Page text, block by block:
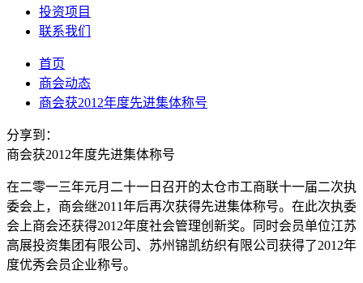
投资项目
联系我们
首页
商会动态
商会获2012年度先进集体称号
分享到：
商会获2012年度先进集体称号
在二零一三年元月二十一日召开的太仓市工商联十一届二次执
委会上，商会继2011年后再次获得先进集体称号。在此次执委
会上商会还获得2012年度社会管理创新奖。同时会员单位江苏
高展投资集团有限公司、苏州锦凯纺织有限公司获得了2012年
度优秀会员企业称号。